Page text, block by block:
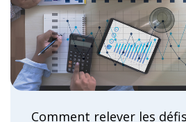
Comment relever les